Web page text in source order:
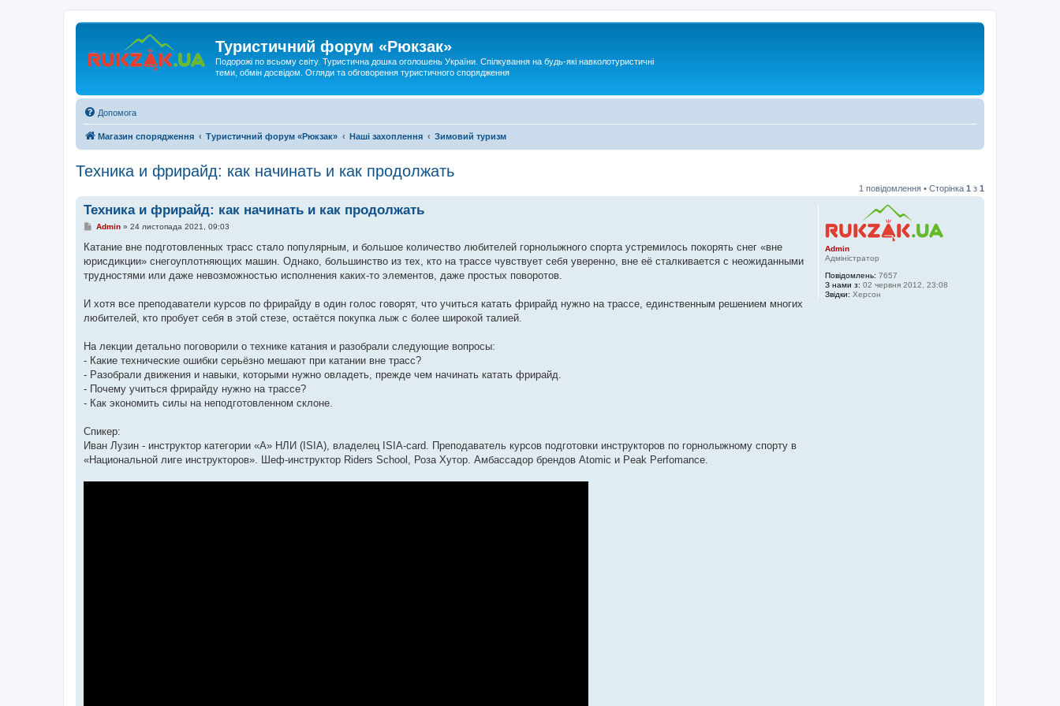
Туристичний форум «Рюкзак»
Подорожі по всьому світу. Туристична дошка оголошень України. Спілкування на будь-які навколотуристичні
теми, обмін досвідом. Огляди та обговорення туристичного спорядження
Допомога
Магазин спорядження Туристичний форум «Рюкзак» Наші захоплення Зимовий туризм
Техника и фрирайд: как начинать и как продолжать
1 повідомлення • Сторінка 1 з 1
Admin
Адміністратор
Повідомлень: 7657
З нами з: 02 червня 2012, 23:08
Звідки: Херсон
Техника и фрирайд: как начинать и как продолжать
П
в
д
о
м
е
н
Admin» 24 листопада 2021, 09:03
Катание вне подготовленных трасс стало популярным, и большое количество любителей горнолыжного спорта устремилось покорять снег «вне
юрисдикции» снегоуплотняющих машин. Однако, большинство из тех, кто на трассе чувствует себя уверенно, вне её сталкивается с неожиданными
трудностями или даже невозможностью исполнения каких-то элементов, даже простых поворотов.
И хотя все преподаватели курсов по фрирайду в один голос говорят, что учиться катать фрирайд нужно на трассе, единственным решением многих
любителей, кто пробует себя в этой стезе, остаётся покупка лыж с более широкой талией.
На лекции детально поговорили о технике катания и разобрали следующие вопросы:
- Какие технические ошибки серьёзно мешают при катании вне трасс?
- Разобрали движения и навыки, которыми нужно овладеть, прежде чем начинать катать фрирайд.
- Почему учиться фрирайду нужно на трассе?
- Как экономить силы на неподготовленном склоне.
Спикер:
Иван Лузин - инструктор категории «А» НЛИ (ISIA), владелец ISIA-card. Преподаватель курсов подготовки инструкторов по горнолыжному спорту в
«Национальной лиге инструкторов». Шеф-инструктор Riders School, Роза Хутор. Амбассадор брендов Atomic и Peak Perfomance.